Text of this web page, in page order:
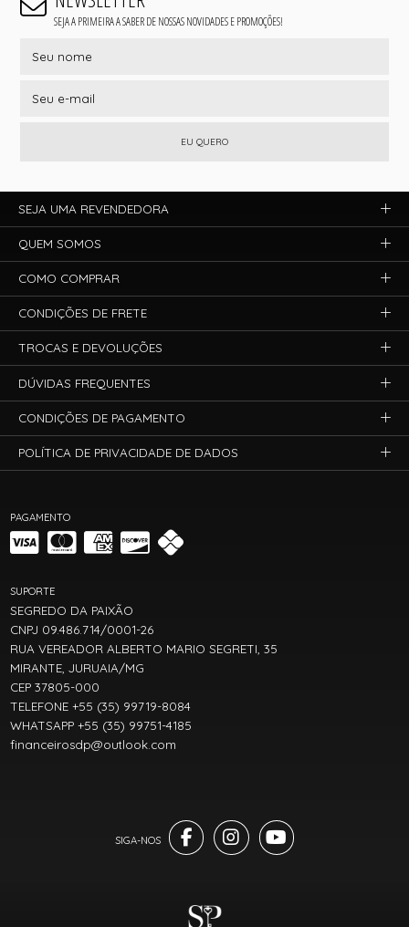
SEJA A PRIMEIRA A SABER DE NOSSAS NOVIDADES E PROMOÇÕES!
EU QUERO
PAGAMENTO
SUPORTE
SEGREDO DA PAIXÃO
CNPJ 09.486.714/0001-26
RUA VEREADOR ALBERTO MARIO SEGRETI, 35
MIRANTE, JURUAIA/MG
CEP 37805-000
TELEFONE +55 (35) 99719-8084
WHATSAPP +55 (35) 99751-4185
financeirosdp@outlook.com
SEJA UMA REVENDEDORA
QUEM SOMOS
COMO COMPRAR
CONDIÇÕES DE FRETE
TROCAS E DEVOLUÇÕES
DÚVIDAS FREQUENTES
CONDIÇÕES DE PAGAMENTO
POLÍTICA DE PRIVACIDADE DE DADOS